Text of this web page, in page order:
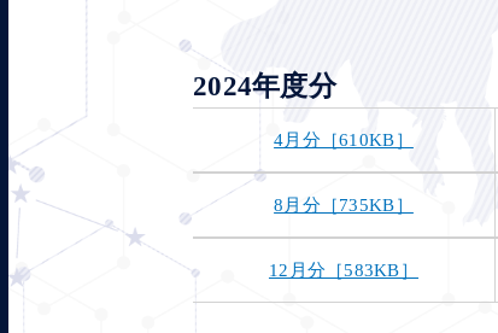
2024年度分
4月分［610KB］
8月分［735KB］
12月分［583KB］